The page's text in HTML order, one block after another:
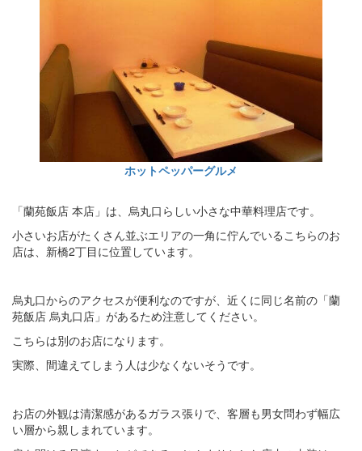
ホットペッパーグルメ
「蘭苑飯店 本店」は、烏丸口らしい小さな中華料理店です。
小さいお店がたくさん並ぶエリアの一角に佇んでいるこちらのお
店は、新橋2丁目に位置しています。
烏丸口からのアクセスが便利なのですが、近くに同じ名前の「蘭
苑飯店 烏丸口店」があるため注意してください。
こちらは別のお店になります。
実際、間違えてしまう人は少なくないそうです。
お店の外観は清潔感があるガラス張りで、客層も男女問わず幅広
い層から親しまれています。